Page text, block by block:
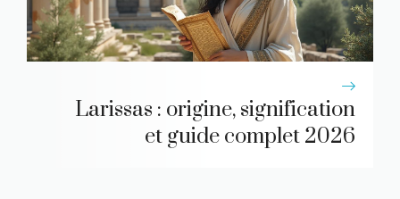
Larissas : origine, signification
et guide complet 2026